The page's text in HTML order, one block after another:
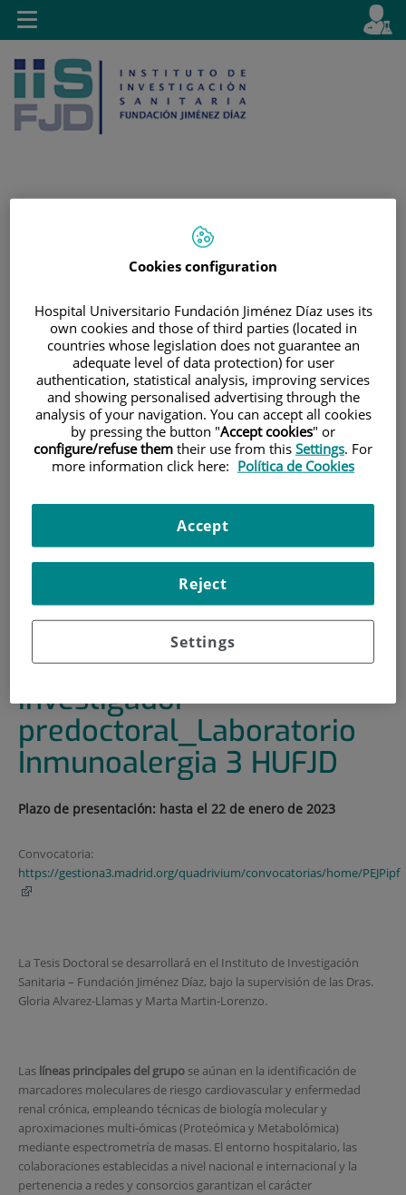
Saltar al contenido
activo
es
Toggle
navigation
|FORMACIÓN Y EMPLEO
OFERTAS DE EMPLEO
CONTRATACIÓN DE PERSONAL INVESTIGADOR
PREDOCTORAL_LABORATORIO INMUNOALERGIA 3
CANDIDATO/A, para
solicitar Ayudas para la
contratación de personal
investigador
predoctoral_Laboratorio
Inmunoalergia 3 HUFJD
Plazo de presentación: hasta el 22 de enero de 2023
Convocatoria:
https://gestiona3.madrid.org/quadrivium/convocatorias/home/PEJPipf
La Tesis Doctoral se desarrollará en el Instituto de Investigación
Sanitaria – Fundación Jiménez Díaz, bajo la supervisión de las Dras.
Gloria Alvarez-Llamas y Marta Martin-Lorenzo.
Las líneas principales del grupose aúnan en la identificación de
marcadores moleculares de riesgo cardiovascular y enfermedad
renal crónica, empleando técnicas de biología molecular y
aproximaciones multi-ómicas (Proteómica y Metabolómica)
mediante espectrometría de masas. El entorno hospitalario, las
colaboraciones establecidas a nivel nacional e internacional y la
pertenencia a redes y consorcios garantizan el carácter
Cookies configuration
Hospital Universitario Fundación Jiménez Díaz uses its
own cookies and those of third parties (located in
countries whose legislation does not guarantee an
adequate level of data protection) for user
authentication, statistical analysis, improving services
and showing personalised advertising through the
analysis of your navigation. You can accept all cookies
by pressing the button "Accept cookies" or
configure/refuse them their use from this Settings. For
more information click here: Política de Cookies
Settings
Reject
Accept